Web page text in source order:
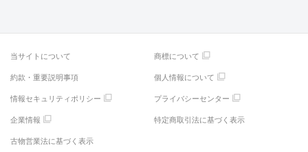
当サイトについて 商標について
約款・重要説明事項 個人情報について
情報セキュリティポリシー プライバシーセンター
企業情報 特定商取引法に基づく表示
古物営業法に基づく表示